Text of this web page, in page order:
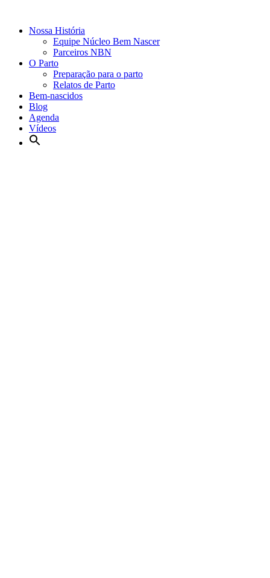
Nossa História
Equipe Núcleo Bem Nascer
Parceiros NBN
O Parto
Preparação para o parto
Relatos de Parto
Bem-nascidos
Blog
Agenda
Vídeos